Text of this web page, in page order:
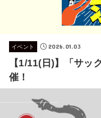
イベント 2026.01.03
【1/11(日)】「サッ
催！